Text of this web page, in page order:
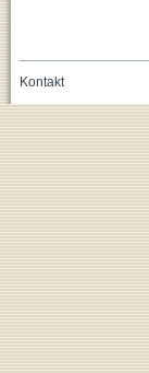
Kontakt